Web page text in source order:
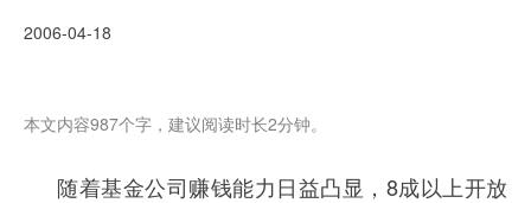
2006-04-18
本文内容987个字，建议阅读时长2分钟。
随着基金公司赚钱能力日益凸显， 8成以上开放